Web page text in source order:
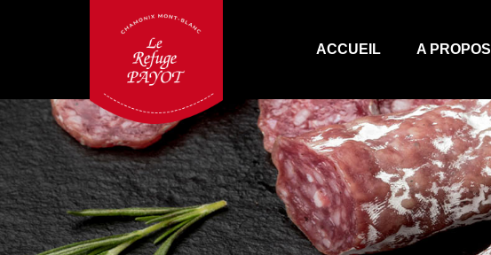
ACCUEIL A PROPOS